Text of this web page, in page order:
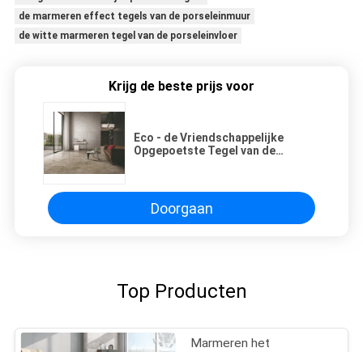
de marmeren effect tegels van de porseleinmuur
de witte marmeren tegel van de porseleinvloer
Krijg de beste prijs voor
Eco - de Vriendschappelijke
Opgepoetste Tegel van de
Doorgaan
Top Producten
Marmeren het